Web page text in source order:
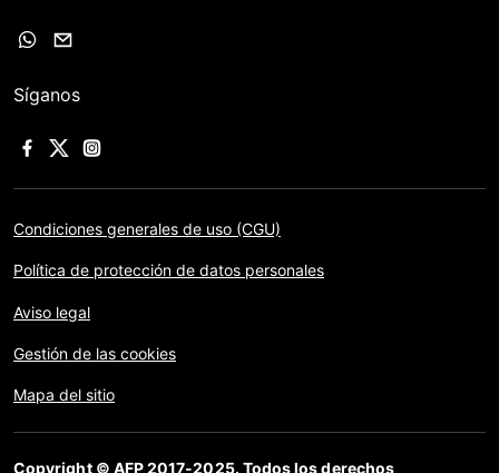
Síganos
Condiciones generales de uso (CGU)
Política de protección de datos personales
Aviso legal
Gestión de las cookies
Mapa del sitio
Copyright © AFP 2017-2025. Todos los derechos